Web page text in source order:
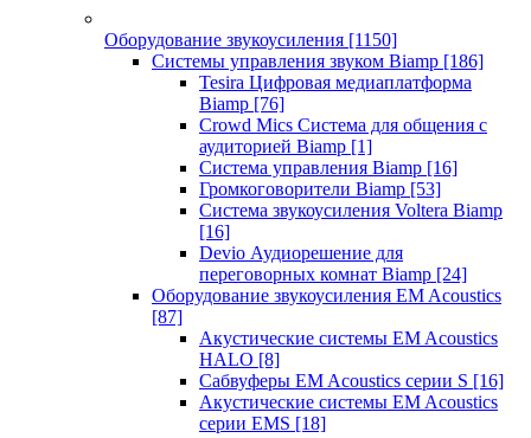
Оборудование звукоусиления [1150]
Системы управления звуком Biamp [186]
Tesira Цифровая медиаплатформа
Biamp [76]
Crowd Mics Система для общения с
аудиторией Biamp [1]
Система управления Biamp [16]
Громкоговорители Biamp [53]
Система звукоусиления Voltera Biamp
[16]
Devio Аудиорешение для
переговорных комнат Biamp [24]
Оборудование звукоусиления EM Acoustics
[87]
Акустические системы EM Acoustics
HALO [8]
Сабвуферы EM Acoustics серии S [16]
Акустические системы EM Acoustics
серии EMS [18]